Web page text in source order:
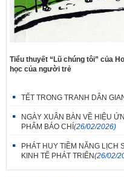
Tiểu thuyết “Lũ chúng tôi” của
học của người trẻ
TẾT TRONG TRANH DÂN
NGÀY XUÂN BÀN VỀ HIỆU
PHẨM BÁO CHÍ (26/02/2026)
PHÁT HUY TIỀM NĂNG LỊCH
KINH TẾ PHÁT TRIỂN(26/02/